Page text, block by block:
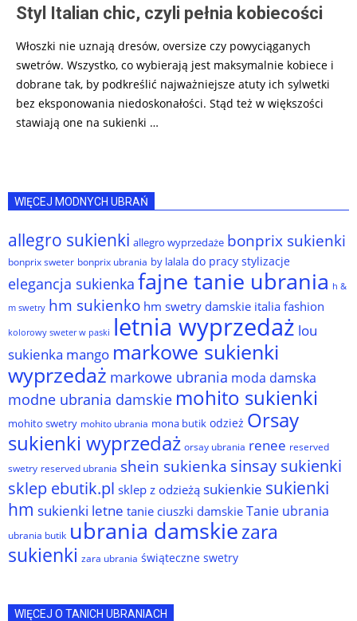
Styl Italian chic, czyli pełnia kobiecości
Włoszki nie uznają dresów, oversize czy powyciąganych
swetrów. Wszystko, co wybierają jest maksymalnie kobiece i
dobrane tak, by podkreślić najważniejsze atuty ich sylwetki
bez eksponowania niedoskonałości. Stąd też w większości
stawiają one na sukienki …
WIĘCEJ MODNYCH UBRAŃ
allegro sukienki allegro wyprzedaże bonprix sukienki
bonprix sweter bonprix ubrania by lalala do pracy stylizacje
elegancja sukienka fajne tanie ubrania h &
m swetry hm sukienko hm swetry damskie italia fashion
kolorowy sweter w paski letnia wyprzedaż lou
sukienka mango markowe sukienki
wyprzedaż markowe ubrania moda damska
modne ubrania damskie mohito sukienki
mohito swetry mohito ubrania mona butik odzież Orsay
sukienki wyprzedaż orsay ubrania renee reserved
swetry reserved ubrania shein sukienka sinsay sukienki
sklep ebutik.pl sklep z odzieżą sukienkie sukienki
hm sukienki letne tanie ciuszki damskie Tanie ubrania
ubrania butik ubrania damskiezara
sukienki zara ubrania świąteczne swetry
WIĘCEJ O TANICH UBRANIACH